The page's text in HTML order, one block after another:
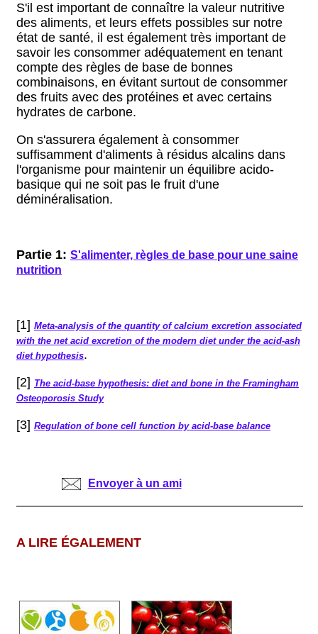
S'il est important de connaître la valeur nutritive
des aliments, et leurs effets possibles sur notre
état de santé, il est également très important de
savoir les consommer adéquatement en tenant
compte des règles de base de bonnes
combinaisons, en évitant surtout de consommer
des fruits avec des protéines et avec certains
hydrates de carbone.
On s'assurera également à consommer
suffisamment d'aliments à résidus alcalins dans
l'organisme pour maintenir un équilibre acido-
basique qui ne soit pas le fruit d'une
déminéralisation.
Partie 1: S'alimenter, règles de base pour une saine
nutrition
[1] Meta-analysis of the quantity of calcium excretion associated
with the net acid excretion of the modern diet under the acid-ash
diet hypothesis.
[2] The acid-base hypothesis: diet and bone in the Framingham
Osteoporosis Study
[3] Regulation of bone cell function by acid-base balance
Envoyer à un ami
A LIRE ÉGALEMENT